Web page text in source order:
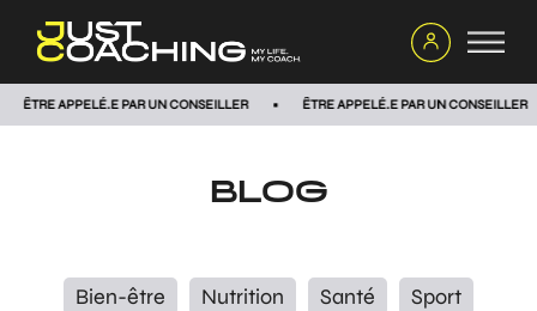
APPELÉ.E PAR UN CONSEILLER ÊTRE APPELÉ.E PAR UN CONSEILLER
BLOG
Bien-être Nutrition Santé Sport